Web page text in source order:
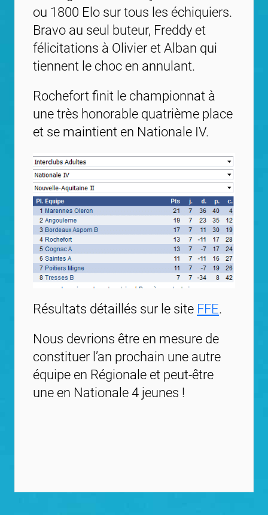
ou 1800 Elo sur tous les échiquiers.
Bravo au seul buteur, Freddy et
félicitations à Olivier et Alban qui
tiennent le choc en annulant.
Rochefort finit le championnat à
une très honorable quatrième place
et se maintient en Nationale IV.
Résultats détaillés sur le site FFE.
Nous devrions être en mesure de
constituer l’an prochain une autre
équipe en Régionale et peut-être
une en Nationale 4 jeunes !